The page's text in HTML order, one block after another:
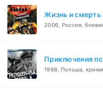
Жизнь и смерть
2006, Россия,
Приключения
1968, Польша,